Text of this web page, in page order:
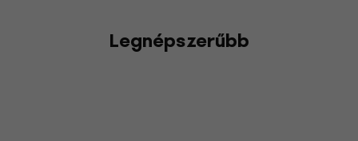
Legnépszerűbb